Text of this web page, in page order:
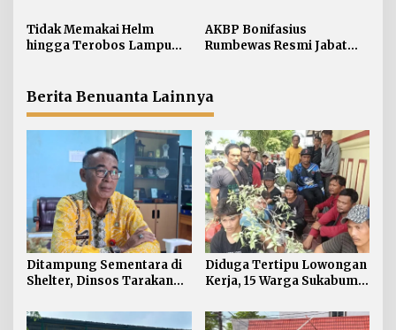
s
Pekerja Asal Jawa Barat
Tidak Memakai Helm
hingga Terobos Lampu
Tarakan
AKBP Bonifasius
Rumbewas Resmi Jabat
Personel Diproses Tanpa
Toleransi
Berita Benuanta Lainnya
Ditampung Sementara di
Shelter, Dinsos Tarakan
Pekerja Asal Jawa Barat
Diduga Tertipu Lowongan
Kerja, 15 Warga Sukabumi